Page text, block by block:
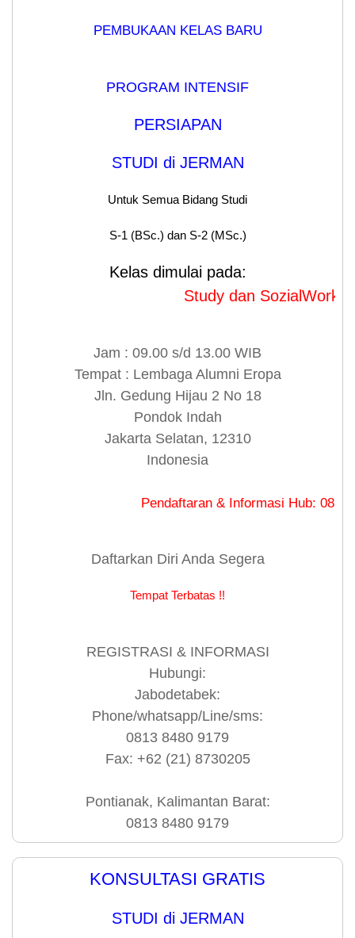
PEMBUKAAN KELAS BARU
PROGRAM INTENSIF
PERSIAPAN
STUDI di JERMAN
Untuk Semua Bidang Studi
S-1 (BSc.) dan S-2 (MSc.)
Kelas dimulai pada:
Study dan SozialWork
Jam : 09.00 s/d 13.00 WIB
Tempat : Lembaga Alumni Eropa
Jln. Gedung Hijau 2 No 18
Pondok Indah
Jakarta Selatan, 12310
Indonesia
Pendaftaran & Informasi Hub: 0813 8480
Daftarkan Diri Anda Segera
Tempat Terbatas !!
REGISTRASI & INFORMASI
Hubungi:
Jabodetabek:
Phone/whatsapp/Line/sms:
0813 8480 9179
Fax: +62 (21) 8730205
Pontianak, Kalimantan Barat:
0813 8480 9179
KONSULTASI GRATIS
STUDI di JERMAN